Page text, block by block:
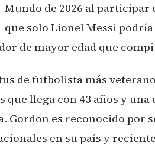
Mundo de 2026 al
que solo Lionel Messi
de mayor edad que
de futbolista más
que llega con 43 años y
Gordon es reconocido por
en su país y